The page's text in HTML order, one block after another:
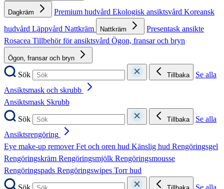
Dagkräm Premium hudvård Ekologisk ansiktsvård Koreansk
hudvård Läppvård Nattkräm Nattkräm
Presentask ansikte
Rosacea Tillbehör för ansiktsvård Ögon, fransar och bryn
Ögon, fransar och bryn
Sök Tillbaka
Se alla
Ansiktsmask och skrubb
Ansiktsmask Skrubb
Sök
Tillbaka
Se alla
Ansiktsrengöring
Eye make-up removerFet och oren hud Känslig hud Rengöringsgel
Rengöringskräm Rengöringsmjölk Rengöringsmousse
Rengöringspads Rengöringswipes Torr hud